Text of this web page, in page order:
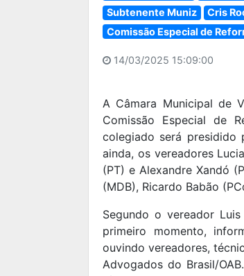
Subtenente Muniz
Cris
Comissão Especial de
14/03/2025 15:09:00
A Câmara Municipal de
Comissão Especial de
colegiado será presidido
ainda, os vereadores
(PT) e Alexandre Xandó
(MDB), Ricardo Babão
Segundo o vereador
primeiro momento,
ouvindo vereadores,
Advogados do Brasil/